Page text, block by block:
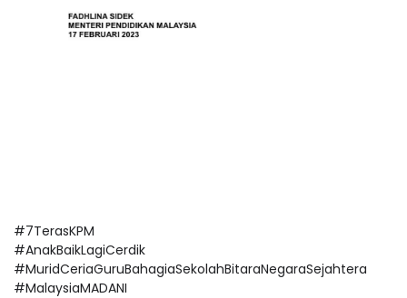
#7TerasKPM
#AnakBaikLagiCerdik
#MuridCeriaGuruBahagiaSekolahBitaraNegaraSejahtera
#MalaysiaMADANI